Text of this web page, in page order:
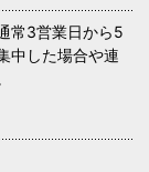
常3営業日から5
中した場合や連